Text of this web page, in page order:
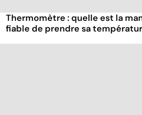
Thermomètre : quelle est la
fiable de prendre sa